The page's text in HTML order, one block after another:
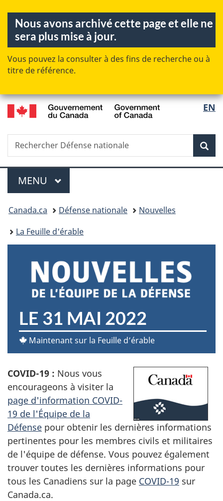
Passer
au
contenu
principal
Passer
à
«
Au
sujet
»
Passer
à
la
version
HTML
Nous avons archivé cette page et elle ne
sera plus mise à jour.
Vous pouvez la consulter à des fins de recherche ou à
titre de référence.
la
langue
EN
Recherche
Rechercher
Défense
Menu
MENU PRINCIPAL
Vous
êtes
ici :
Canada.ca Défense nationale
Nouvelles
La Feuille d'érable
N
O
U
V
E
L
L
E
S
LE 31 MAI 2022
Maintenant sur la Feuille d’érable
COVID-19 : Nous vous
encourageons à visiter la
page d'information COVID-
19 de l'Équipe de la
Défense pour obtenir les dernières informations
pertinentes pour les membres civils et militaires
de l'équipe de défense. Vous pouvez également
trouver toutes les dernières informations pour
tous les Canadiens sur la page COVID-19 sur
Canada.ca.